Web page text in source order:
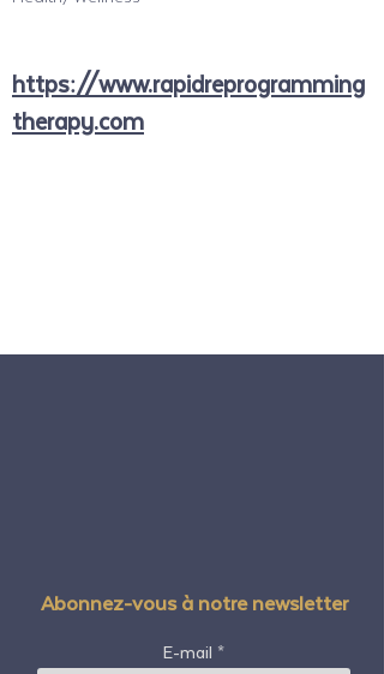
https://www.rapidreprogramming
therapy.com
Abonnez-vous à notre newsletter
E-mail